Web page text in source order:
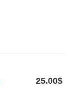
25.00$